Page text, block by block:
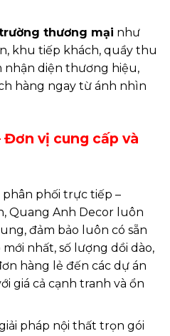
thương mại như
khu tiếp khách, quầy thu
diện thương hiệu,
hàng ngay từ ánh nhìn
Đơn vị cung cấp và
phối trực tiếp –
Quang Anh Decor luôn
đảm bảo luôn có sẵn
nhất, số lượng dồi dào,
hàng lẻ đến các dự án
giá cả cạnh tranh và ổn
pháp nội thất trọn gói